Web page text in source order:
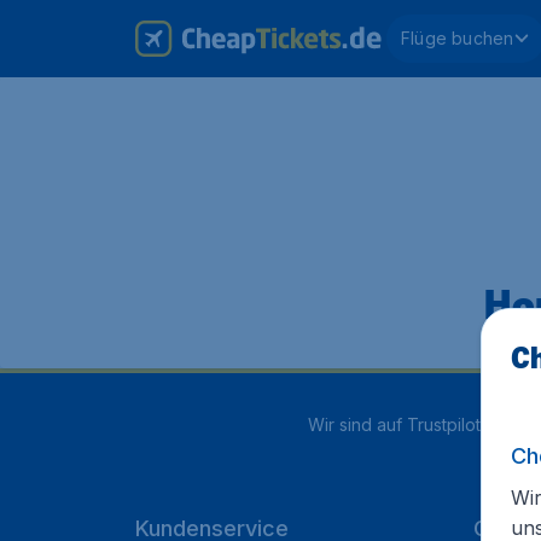
Flüge buchen
Wir sind auf Trustpilot mit
Kundenservice